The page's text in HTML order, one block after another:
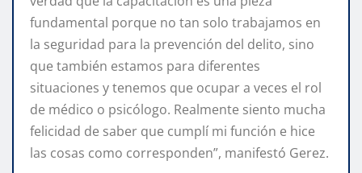
fundamental porque no tan solo trabajamos en
la seguridad para la prevención del delito, sino
que también estamos para diferentes
situaciones y tenemos que ocupar a veces el rol
de médico o psicólogo. Realmente siento mucha
felicidad de saber que cumplí mi función e hice
las cosas como corresponden”, manifestó Gerez.